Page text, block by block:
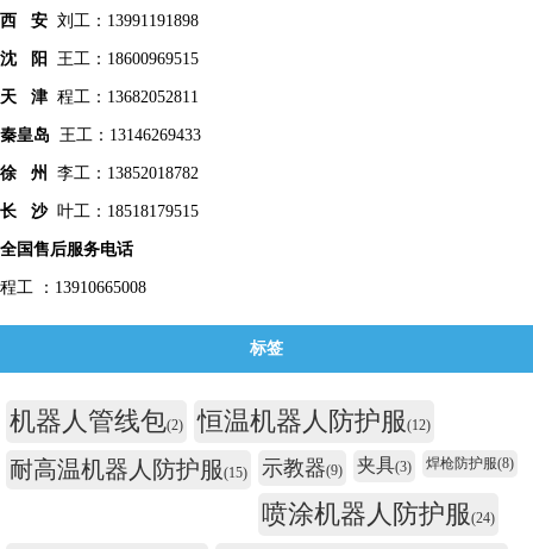
西 安 刘工：13991191898
沈 阳 王工：18600969515
天 津 程工：13682052811
秦皇岛 王工：13146269433
徐 州 李工：13852018782
长 沙叶工：18518179515
全国售后服务电话
程工 ：13910665008
标签
机器人管线包(2) 恒温机器人防护服(12)
耐高温机器人防护服(15) 示教器(9) 夹具(3) 焊枪防护服(8)
喷涂机器人防护服(24)